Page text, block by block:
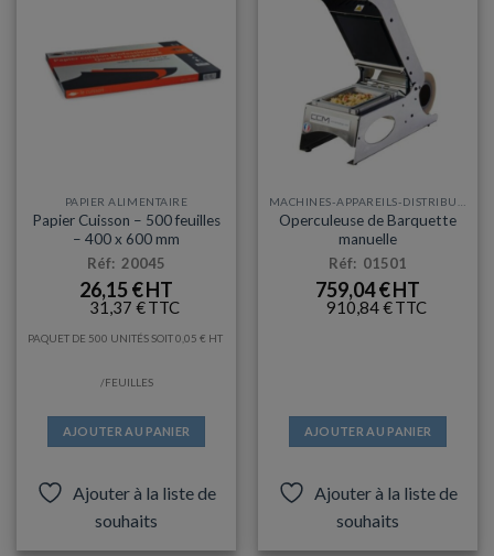
PAPIER ALIMENTAIRE
Papier Cuisson – 500 feuilles
– 400 x 600 mm
Réf: 20045
26,15€
31,37 €
PAQUET DE 500 UNITÉS SOIT0,05 €
/FEUILLES
AJOUTER AU PANIER
Ajouter à la liste de
souhaits
Operculeuse de Barquette
manuelle
Réf: 01501
759,04€
910,84€
AJOUTER AU PANIER
Ajouter à la liste de
souhaits